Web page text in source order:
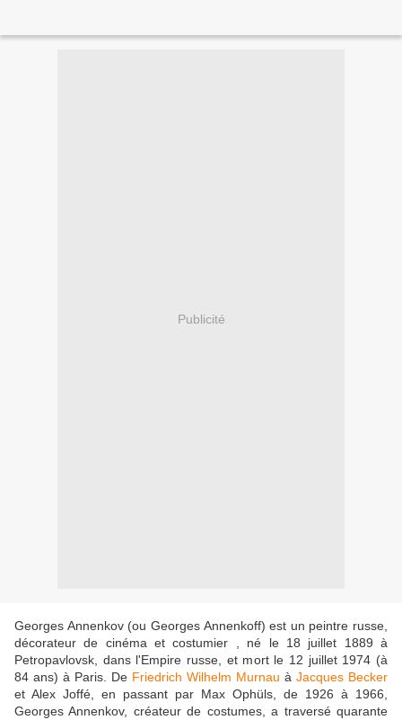
Publicité
Georges Annenkov (ou Georges Annenkoff) est un peintre russe,
décorateur de cinéma et costumier , né le 18 juillet 1889 à
Petropavlovsk, dans l'Empire russe, et mort le 12 juillet 1974 (à
84 ans) à Paris. De Friedrich Wilhelm Murnau à Jacques Becker
et Alex Joffé, en passant par Max Ophüls, de 1926 à 1966,
Georges Annenkov, créateur de costumes, a traversé quarante